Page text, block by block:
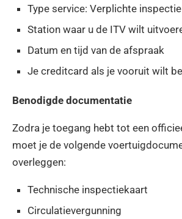
Type service: Verplichte
Station waar u de ITV wilt
Datum en tijd van de afspraak
Je creditcard als je vooruit wilt
Benodigde documentatie
Zodra je toegang hebt tot een
moet je de volgende
overleggen:
Technische inspectiekaart
Circulatievergunning